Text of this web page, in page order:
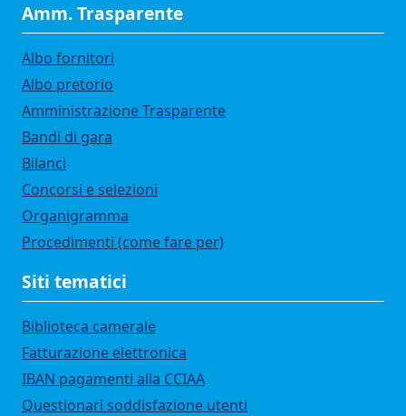
Amm. Trasparente
Albo fornitori
Albo pretorio
Amministrazione Trasparente
Bandi di gara
Bilanci
Concorsi e selezioni
Organigramma
Procedimenti (come fare per)
Siti tematici
Biblioteca camerale
Fatturazione elettronica
IBAN pagamenti alla CCIAA
Questionari soddisfazione utenti